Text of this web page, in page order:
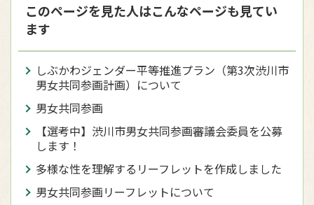
このページを見た人はこんなページも見てい
ます
しぶかわジェンダー平等推進プラン（第3次渋川市
男女共同参画計画）について
男女共同参画
【選考中】渋川市男女共同参画審議会委員を公募
します！
多様な性を理解するリーフレットを作成しました
男女共同参画リーフレットについて